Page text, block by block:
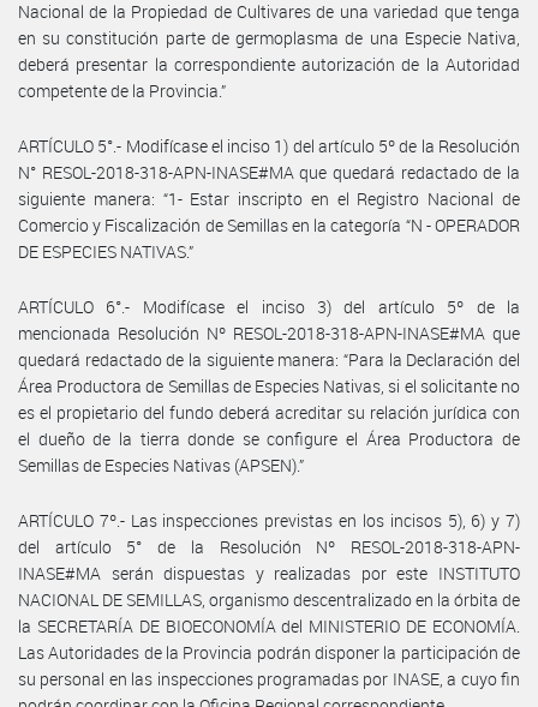
Nacional de la Propiedad de Cultivares de una variedad que tenga
en su constitución parte de germoplasma de una Especie Nativa,
deberá presentar la correspondiente autorización de la Autoridad
competente de la Provincia.”
ARTÍCULO 5°.- Modifícase el inciso 1) del artículo 5º de la Resolución
N° RESOL-2018-318-APN-INASE#MA que quedará redactado de la
siguiente manera: “1- Estar inscripto en el Registro Nacional de
Comercio y Fiscalización de Semillas en la categoría “N - OPERADOR
DE ESPECIES NATIVAS.”
ARTÍCULO 6°.- Modifícase el inciso 3) del artículo 5º de la
mencionada Resolución Nº RESOL-2018-318-APN-INASE#MA que
quedará redactado de la siguiente manera: “Para la Declaración del
Área Productora de Semillas de Especies Nativas, si el solicitante no
es el propietario del fundo deberá acreditar su relación jurídica con
el dueño de la tierra donde se configure el Área Productora de
Semillas de Especies Nativas (APSEN).”
ARTÍCULO 7º.- Las inspecciones previstas en los incisos 5), 6) y 7)
del artículo 5° de la Resolución Nº RESOL-2018-318-APN-
INASE#MA serán dispuestas y realizadas por este INSTITUTO
NACIONAL DE SEMILLAS, organismo descentralizado en la órbita de
la SECRETARÍA DE BIOECONOMÍA del MINISTERIO DE ECONOMÍA.
Las Autoridades de la Provincia podrán disponer la participación de
su personal en las inspecciones programadas por INASE, a cuyo fin